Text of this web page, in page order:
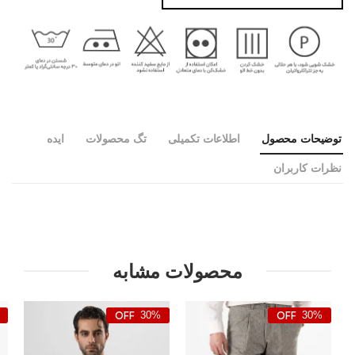
توضیحات محصول اطلاعات تکمیلی تگ محصولات ایده
نظرات کاربران
محصولات مشابه
30%
30%